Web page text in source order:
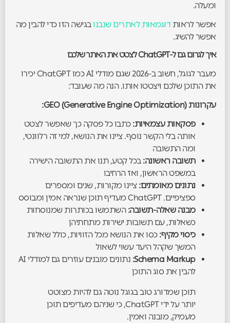
ומעלה.
אפשר לראותדוגמאות לאתרים שנבנובגישה הזו כדי להבין מה
אפשר להשיג.
איך לגרום גם ל-ChatGPT לצטט את האתר שלכם
מעבר לגוגל, חשוב ב-2026 שגם מודלי AI כמו ChatGPT יכירו
את התוכן שלכם ויצטטו אותו. הנה מה שעובד:
עקרונות GEO (Generative Engine Optimization):
פסקאות עצמאיות: כתבו כל פסקה כך שאפשר לצטט
אותה בלי הקשר נוסף. ציינו את הנושא, למי זה רלוונטי,
ומה התשובה
תשובה ראשונה: בכל קטע, תנו את התשובה הישירה
במשפט הראשון, ואז הרחיבו
נתונים מאומתים: ציינו מקורות, שנים ומספרים
ספציפיים. ChatGPT מעדיף תוכן שנראה אמין ומבוסס
מבנה שאלה-תשובה: השתמשו בכותרות שמנוסחות
כשאלות, עם תשובות ישירות מתחתיהן
כיסוי מקיף: כסו את הנושא מכל הזוויות, כולל שאלות
המשך שקהל היעד עשוי לשאול
Schema Markup:
נתונים מובנים עוזרים גם למודלי AI
להבין את סוג התוכן
תוכן שמדורג טוב בגוגל נוטה גם להיות מצוטט
יותר על ידי ChatGPT, כי שניהם מעדיפים תוכן
מעמיק, מובנה ואמין.